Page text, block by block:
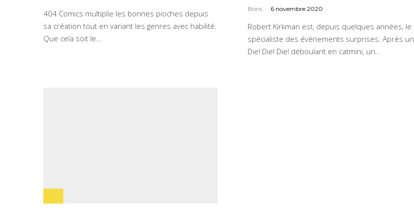
404 Comics multiplie les bonnes pioches depuis
sa création tout en variant les genres avec habilité.
Que cela soit le...
Boris · 6 novembre 2020
Robert Kirkman est, depuis quelques années, le
spécialiste des évènements surprises. Après un
Die! Die! Die! déboulant en catmini, un...